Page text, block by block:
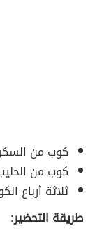
كوب من السكر
كوب من
ثلاثة أرباع
طريقة التحضير: